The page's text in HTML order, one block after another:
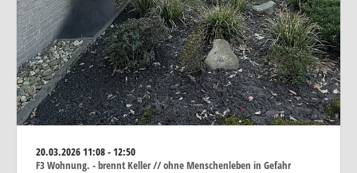
20.03.202611:08 - 12:50
F3 Wohnung. - brennt Keller // ohne Menschenleben in Gefahr